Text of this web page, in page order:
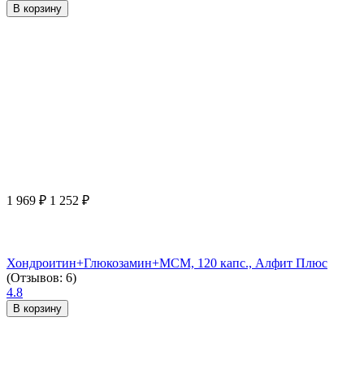
В корзину
1 969 ₽ 1 252 ₽
Хондроитин+Глюкозамин+МСМ, 120 капс., Алфит Плюс
(Отзывов: 6)
4.8
В корзину